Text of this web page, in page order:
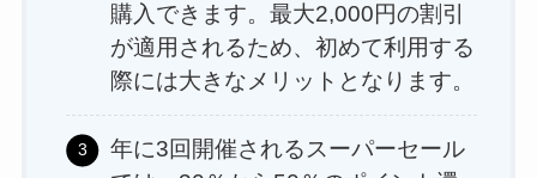
購入できます。最大2,000円の割引
が適用されるため、初めて利用する
際には大きなメリットとなります​。
年に3回開催されるスーパーセール